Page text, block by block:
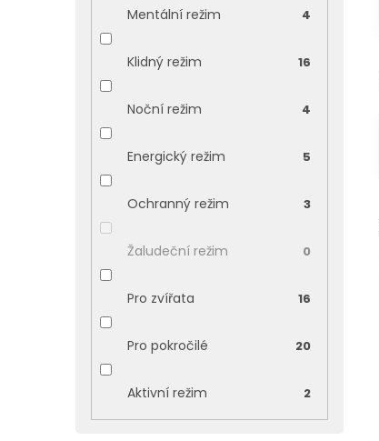
Mentální režim 4
Klidný režim 16
Noční režim 4
Energický režim 5
Ochranný režim 3
Žaludeční režim 0
Pro zvířata 16
Pro pokročilé 20
Aktivní režim 2